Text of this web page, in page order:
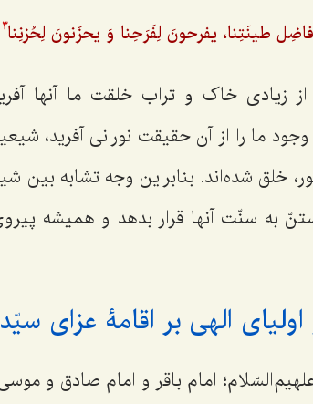
طینَتِنا، یفرحونَ لِفَرَحِنا وَ یحزَنونَ لِحُزنِنا3
از زیادی خاک و تراب خلقت ما آنها
ما را از آن حقیقت نورانی آفرید،
خلق شده‌اند. بنابراین وجه تشابه بین
به سنّت آنها قرار بدهد و همیشه
الهی بر اقامۀ عزای
امام باقر و امام صادق و